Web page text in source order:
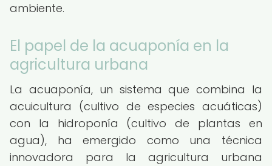
ambiente.
El papel de la acuaponía en la
agricultura urbana
La acuaponía, un sistema que combina la
acuicultura (cultivo de especies acuáticas)
con la hidroponía (cultivo de plantas en
agua), ha emergido como una técnica
innovadora para la agricultura urbana